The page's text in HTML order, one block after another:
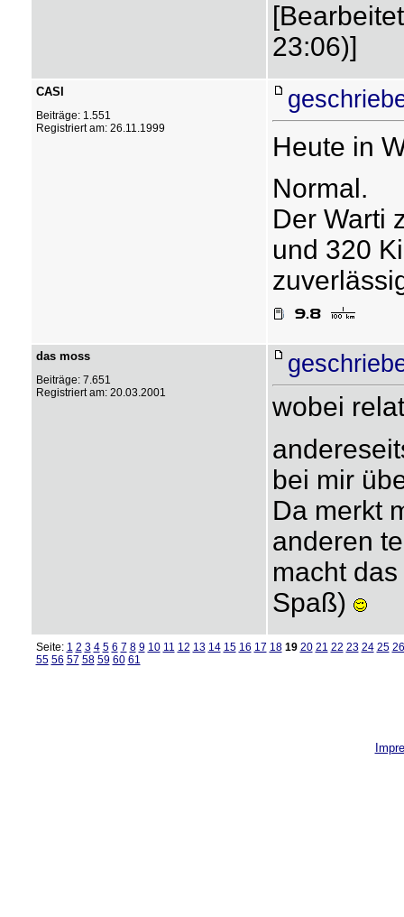
23:06)]
CASI
Beiträge: 1.551
Registriert am: 26.11.1999
Heute in
Normal.
Der Warti
und 320
das moss
Beiträge: 7.651
Registriert am: 20.03.2001
wobei
bei mir
Da merkt
anderen
macht
Spaß)
Seite: 1 2 3 4 5 6 7 8 9 10 11 12 13 14 15 16 17 18 19 20 21 22 23 24 25 26
55 56 57 58 59 60 61